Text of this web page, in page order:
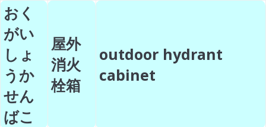
おく
がい
しょ
うか
せん
ばこ
屋外
消火
栓箱
outdoor hydrant
cabinet